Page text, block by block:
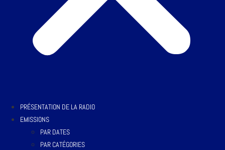
PRÉSENTATION DE LA RADIO
EMISSIONS
PAR DATES
PAR CATÉGORIES